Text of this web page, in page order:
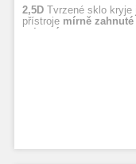
2,5D Tvrzené sklo kryje
přístroje mírně zahnuté
zahnutím.
Fotografie jsou